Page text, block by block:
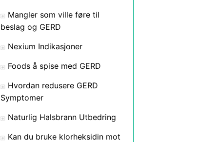
Mangler som ville føre til
beslag og GERD
Nexium Indikasjoner
Foods å spise med GERD
Hvordan redusere GERD
Symptomer
Naturlig Halsbrann Utbedring
Kan du bruke klorheksidin mot